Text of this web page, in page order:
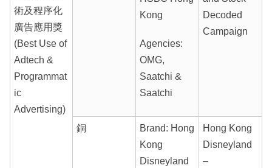
術及程序化
廣告應用獎
(Best Use of
Adtech &
Programmat
ic
Advertising)
Kong
Agencies:
OMG,
Saatchi &
Saatchi
Decoded
Campaign
銅
Brand: Hong
Kong
Disneyland
Hong Kong
Disneyland
–